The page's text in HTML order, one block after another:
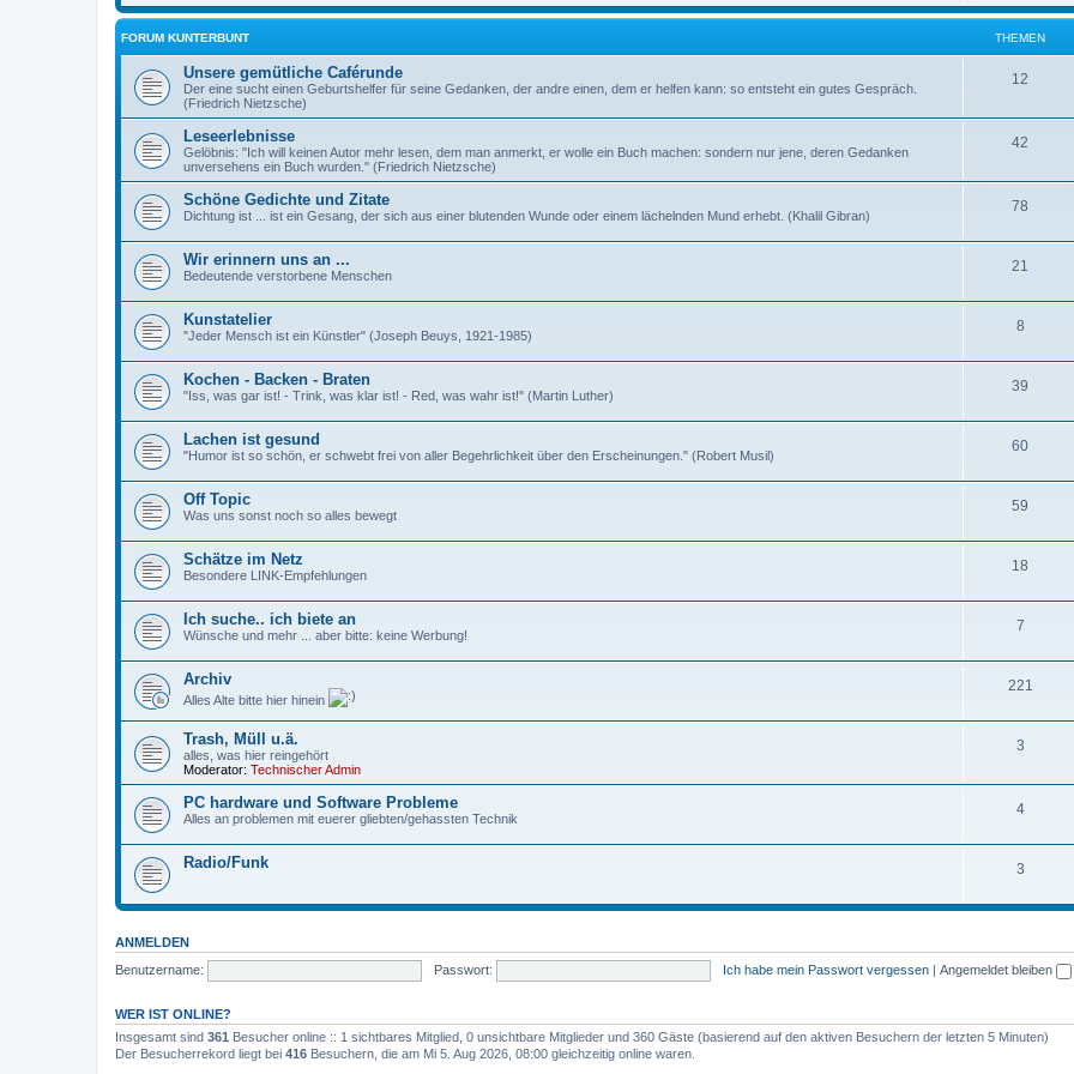
e
e
FORUM KUNTERBUNT THEMEN
Unsere gemütliche Caférunde
Der eine sucht einen Geburtshelfer für seine Gedanken, der andre einen, dem er helfen kann: so entsteht ein gutes Gespräch.
(Friedrich Nietzsche)
12
Leseerlebnisse
Gelöbnis: "Ich will keinen Autor mehr lesen, dem man anmerkt, er wolle ein Buch machen: sondern nur jene, deren Gedanken
unversehens ein Buch wurden." (Friedrich Nietzsche)
42
n
Schöne Gedichte und Zitate
Dichtung ist ... ist ein Gesang, der sich aus einer blutenden Wunde oder einem lächelnden Mund erhebt. (Khalil Gibran)
78
m
n
Wir erinnern uns an ...
Bedeutende verstorbene Menschen
21
m
n
Kunstatelier
"Jeder Mensch ist ein Künstler" (Joseph Beuys, 1921-1985)
8T
e
m
e
n
Kochen - Backen - Braten
"Iss, was gar ist! - Trink, was klar ist! - Red, was wahr ist!" (Martin Luther)
39
e
m
n
Lachen ist gesund
"Humor ist so schön, er schwebt frei von aller Begehrlichkeit über den Erscheinungen." (Robert Musil)
60T
m
n
Off Topic
Was uns sonst noch so alles bewegt
59
m
n
Schätze im Netz
Besondere LINK-Empfehlungen
18
m
e
n
Ich suche.. ich biete an
Wünsche und mehr ... aber bitte: keine Werbung!
7T
e
m
e
n
Archiv
Alles Alte bitte hier hinein
221
n
Trash, Müll u.ä.
alles, was hier reingehört
Moderator: Technischer Admin
3T
e
e
n
PC hardware und Software Probleme
Alles an problemen mit euerer gliebten/gehassten Technik
4T
e
m
n
Radio/Funk 3T
m
n
ANMELDEN
Benutzername:
Passwort: Ich habe mein Passwort vergessen | Angemeldet bleiben
WER IST ONLINE?
Insgesamt sind 361 Besucher online :: 1 sichtbares Mitglied, 0 unsichtbare Mitglieder und 360 Gäste (basierend auf den aktiven Besuchern der letzten 5 Minuten)
Der Besucherrekord liegt bei 416 Besuchern, die am Mi 5. Aug 2026, 08:00 gleichzeitig online waren.